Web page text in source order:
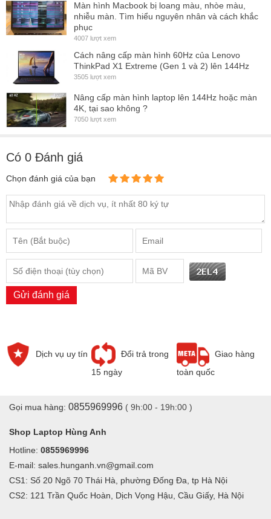
Dịch Vụ:
- Miễn phí công thay thếmàn hình Laptop Lenovo
Legion Y7000-15IRH Y7000P
Thay màn hình Laptop Lenovo Legion Y7000-15IRH
Y7000Ptại nhà = Giá Niêm Yết + Dịch vụ
Thaymàn hình Laptop Lenovo Legion Y7000-15IRH
màn hình mới 100%, bảo hành 6 tháng 1 đổi 1. Xem kỹ thuật thay
trực tiếp, tư vấn dịch vụ miễn phí.
Màn hình Macbook bị loang màu, nhòe màu,
nhiễu màn. Tìm hiểu nguyên nhân và cách khắc
phục
4007 lượt xem
Cách nâng cấp màn hình 60Hz của Lenovo
ThinkPad X1 Extreme (Gen 1 và 2) lên 144Hz
3505 lượt xem
Nâng cấp màn hình laptop lên 144Hz hoặc màn
4K, tại sao không ?
7050 lượt xem
Có 0 Đánh giá
Chọn đánh giá của bạn
Gửi đánh giá
Dịch vụ uy tín
Đổi trả trong
15 ngày
Giao hàng
toàn quốc
Gọi mua hàng: 0855969996 ( 9h:00 - 19h:00 )
Shop Laptop Hùng Anh
Hotline: 0855969996
E-mail: sales.hunganh.vn@gmail.com
CS1: Số 20 Ngõ 70 Thái Hà, phường Đống Đa, tp Hà Nội
CS2: 121 Trần Quốc Hoàn, Dịch Vọng Hậu, Cầu Giấy, Hà Nội